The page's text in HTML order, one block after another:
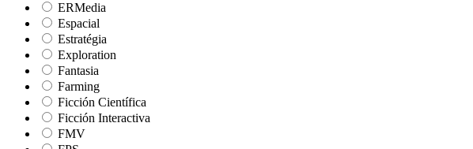
ERMedia
Espacial
Estratégia
Exploration
Fantasia
Farming
Ficción Científica
Ficción Interactiva
FMV